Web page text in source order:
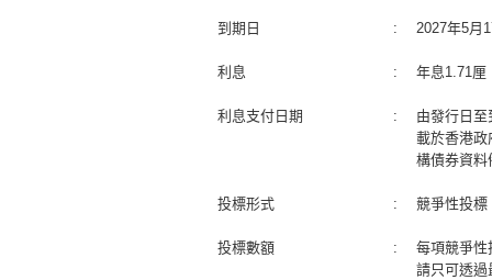
到期日 : 2027年5月
利息 : 年息1.71厘
利息支付日期 :
由發行日
載於香港政
構債券資料
投標形式 : 競爭性投標
投標數額 :
每項競爭性
請只可透過